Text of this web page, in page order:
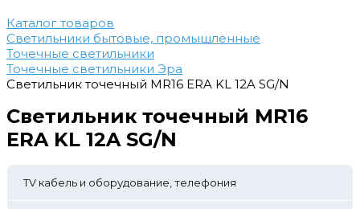
Каталог товаров
Светильники бытовые, промышленные
Точечные светильники
Точечные светильники Эра
Светильник точечный MR16 ERA KL 12A SG/N
Светильник точечный MR16
ERA KL 12A SG/N
TV кабель и оборудование, телефония